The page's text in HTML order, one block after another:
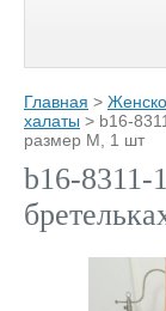
Главная >
халаты > b16-
размер M, 1 шт
b16-